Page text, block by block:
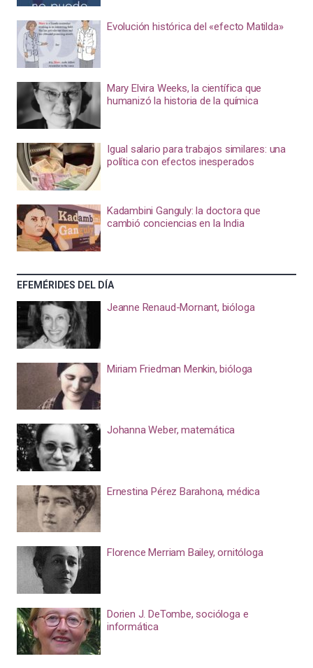
Evolución histórica del «efecto Matilda»
Mary Elvira Weeks, la científica que
humanizó la historia de la química
Igual salario para trabajos similares: una
política con efectos inesperados
Kadambini Ganguly: la doctora que
cambió conciencias en la India
EFEMÉRIDES DEL DÍA
Jeanne Renaud-Mornant, bióloga
Miriam Friedman Menkin, bióloga
Johanna Weber, matemática
Ernestina Pérez Barahona, médica
Florence Merriam Bailey, ornitóloga
Dorien J. DeTombe, socióloga e
informática